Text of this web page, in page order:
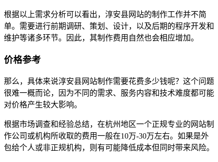
根据以上需求分析可以看出，淳安县网站的制作工作并不简
单。需要进行前期调研、策划、设计，以及后期的程序开发和
维护等诸多环节。因此，其制作费用自然也会相应增加。
价格参考
那么，具体来说淳安县网站制作需要花费多少钱呢？这个问题
很难一概而论，因为不同的需求、服务内容和技术难度都可能
对价格产生较大影响。
根据市场调查和经验总结，在杭州地区一个正规专业的网站制
作公司或机构所收取的费用一般在10万-30万左右。如果是外
包给个人或非正规机构，则有可能降低成本但同时带来风险。